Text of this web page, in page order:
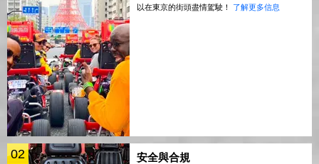
以在東京的街頭盡情駕駛！ 了解更多信息
02 安全與合規